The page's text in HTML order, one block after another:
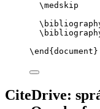
\medskip
\end { document }
CiteDrive: